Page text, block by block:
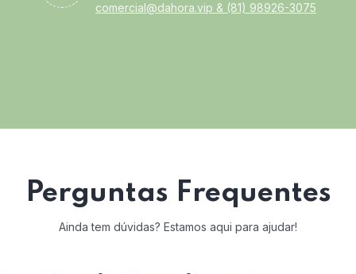
comercial@dahora.vip & (81) 98926-3075
Perguntas Frequentes
Ainda tem dúvidas? Estamos aqui para ajudar!